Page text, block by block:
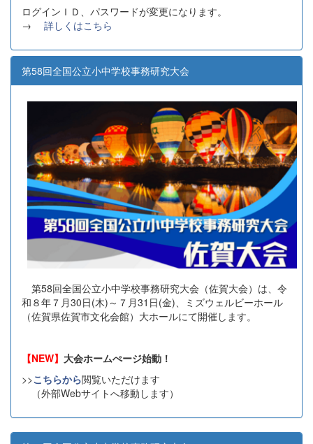
ログインＩＤ、パスワードが変更になります。
→ 詳しくはこちら
第58回全国公立小中学校事務研究大会
第58回全国公立小中学校事務研究大会（佐賀大会）は、令
和８年７月30日(木)～７月31日(金)、ミズウェルビーホール
（佐賀県佐賀市文化会館）大ホールにて開催します。
【NEW】 大会ホームぺージ始動！
>>こちらから閲覧いただけます
（外部Webサイトへ移動します）